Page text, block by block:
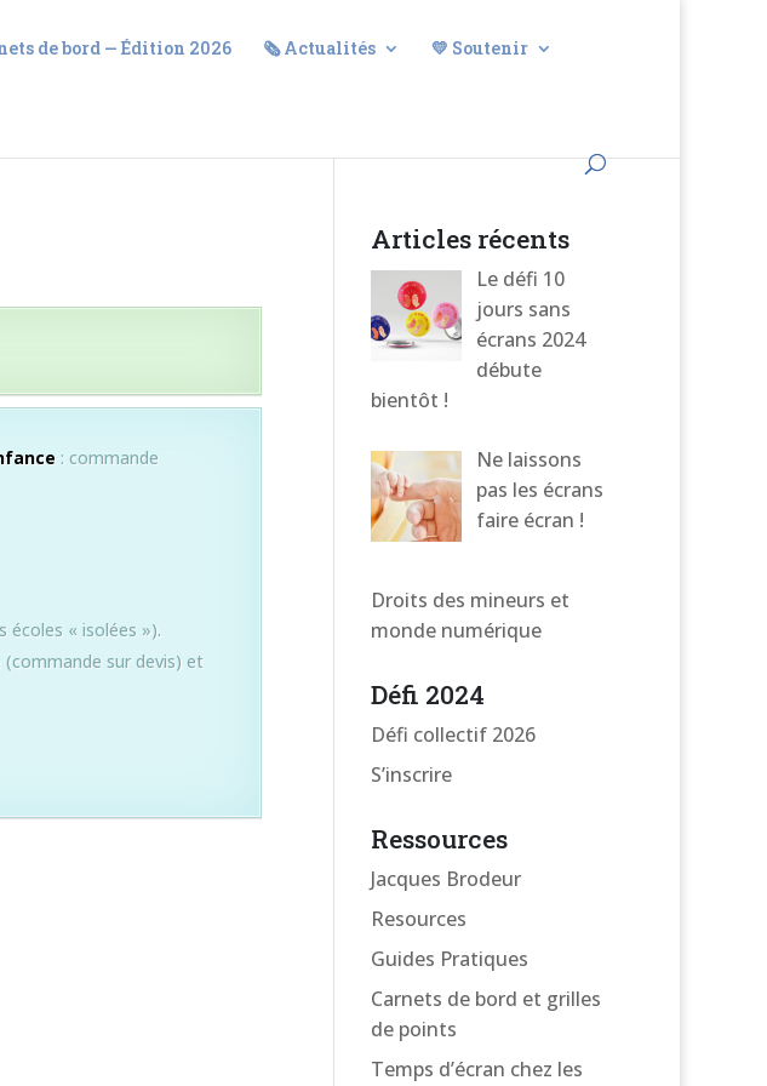
de bord — Édition 2026 🗞️ Actualités 💛 Soutenir
: commande
« isolées »).
sur devis) et
Articles récents
Le défi 10
jours sans
écrans 2024
débute
bientôt !
Ne laissons
pas les écrans
faire écran !
Droits des mineurs et
monde numérique
Défi 2024
Défi collectif 2026
S’inscrire
Ressources
Jacques Brodeur
Resources
Guides Pratiques
Carnets de bord et grilles
de points
Temps d’écran chez les